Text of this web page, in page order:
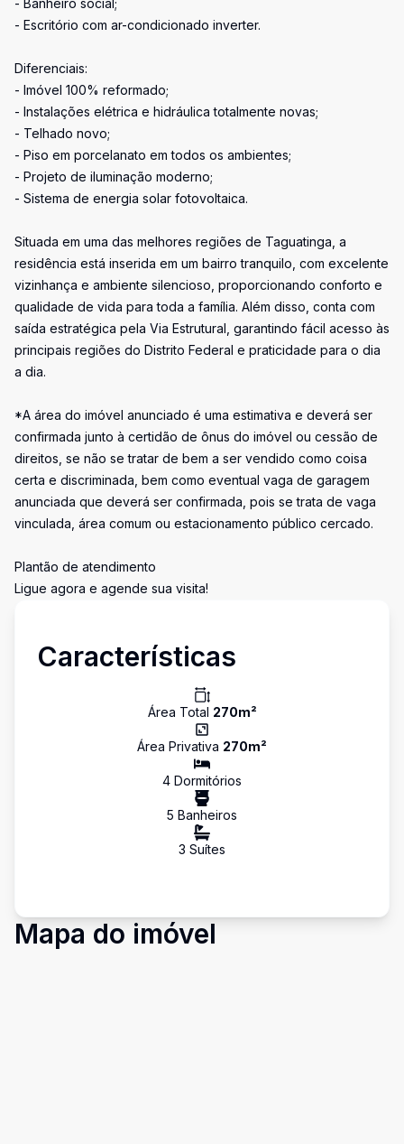
- Banheiro social;
- Escritório com ar-condicionado inverter.
Diferenciais:
- Imóvel 100% reformado;
- Instalações elétrica e hidráulica totalmente novas;
- Telhado novo;
- Piso em porcelanato em todos os ambientes;
- Projeto de iluminação moderno;
- Sistema de energia solar fotovoltaica.
Situada em uma das melhores regiões de Taguatinga, a
residência está inserida em um bairro tranquilo, com excelente
vizinhança e ambiente silencioso, proporcionando conforto e
qualidade de vida para toda a família. Além disso, conta com
saída estratégica pela Via Estrutural, garantindo fácil acesso às
principais regiões do Distrito Federal e praticidade para o dia
a dia.
*A área do imóvel anunciado é uma estimativa e deverá ser
confirmada junto à certidão de ônus do imóvel ou cessão de
direitos, se não se tratar de bem a ser vendido como coisa
certa e discriminada, bem como eventual vaga de garagem
anunciada que deverá ser confirmada, pois se trata de vaga
vinculada, área comum ou estacionamento público cercado.
Plantão de atendimento
Ligue agora e agende sua visita!
Características
Área Total 270m²
Área Privativa 270m²
4 Dormitórios
5 Banheiros
3 Suítes
Mapa do imóvel